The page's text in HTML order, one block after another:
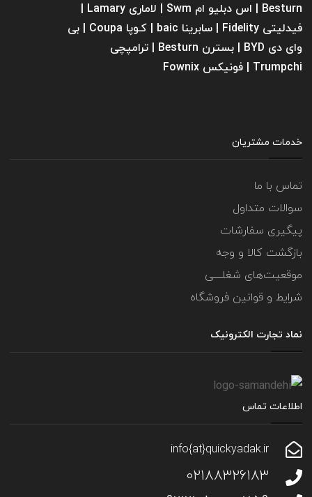
Besturn | اس دبلیو ام Swm | لاماری Lamary |
فیدلیتی Fidelity | سابرینا ‌baic | کـوپا Coupa | بی
وای دی BYD | بسترن Besturn | ترامپچی
Trumpchi | فونیکس Fownix
خدمات مشتریان
تماس با ما
سوالات متداول
پیگیری سفارشات
بازگشت کالا و وجه
موقعیت‌های شغلــــی
شرایط و قوانین فروشگاه
نماد تجارت الکترونیک
اطلاعات تماس
info{at}quickyadak.ir
02188326183